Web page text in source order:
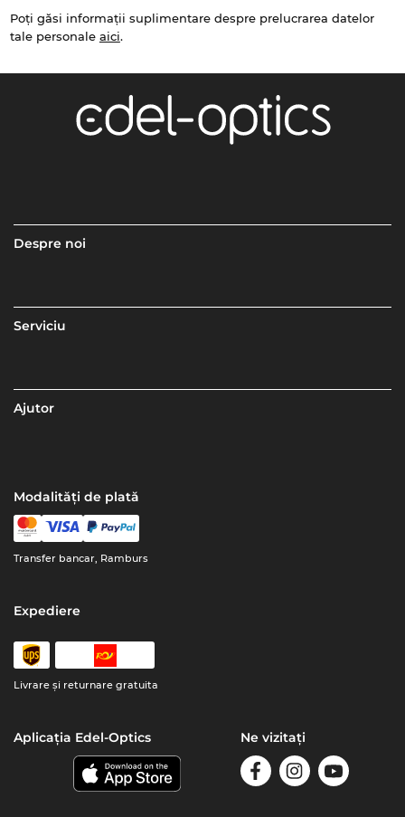
Poți găsi informații suplimentare despre prelucrarea datelor
tale personale aici.
Despre noi
Serviciu
Ajutor
Modalități de plată
Transfer bancar, Ramburs
Expediere
Livrare şi returnare gratuita
Aplicația Edel-Optics Ne vizitați